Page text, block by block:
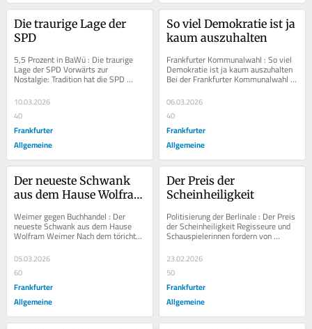
Die traurige Lage der
SPD
5,5 Prozent in BaWü : Die traurige
Lage der SPD Vorwärts zur
Nostalgie: Tradition hat die SPD
reichlich – Stimmen immer weniger.
In...
10.03.2026
40
Frankfurter
Allgemeine
So viel Demokratie ist ja
kaum auszuhalten
Frankfurter Kommunalwahl : So viel
Demokratie ist ja kaum auszuhalten
Bei der Frankfurter Kommunalwahl
großen Gefalte...
06.03.2026
40
Frankfurter
Allgemeine
Der neueste Schwank
aus dem Hause Wolfram
Weimer gegen Buchhandel : Der
neueste Schwank aus dem Hause
Wolfram Weimer Nach dem törichten
dem...
05.03.2026
60
Frankfurter
Allgemeine
Der Preis der
Scheinheiligkeit
Politisierung der Berlinale : Der Preis
der Scheinheiligkeit Regisseure und
Schauspielerinnen fordern von
ihresgleichen politische Bekenntnisse
zum...
23.02.2026
50
Frankfurter
Allgemeine